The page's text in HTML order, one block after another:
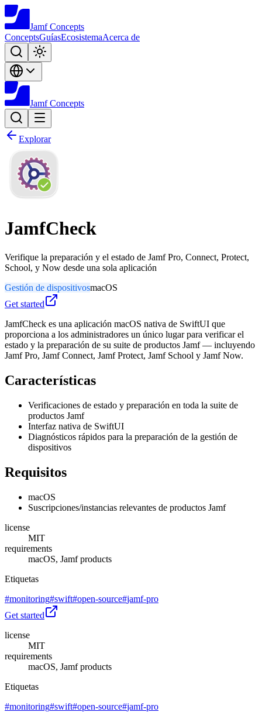
Jamf Concepts
ConceptsGuíasEcosistemaAcerca de
Jamf Concepts
Explorar
JamfCheck
Verifique la preparación y el estado de Jamf Pro, Connect, Protect,
School, y Now desde una sola aplicación
Gestión de dispositivosmacOS
Get started
JamfCheck es una aplicación macOS nativa de SwiftUI que
proporciona a los administradores un único lugar para verificar el
estado y la preparación de su suite de productos Jamf — incluyendo
Jamf Pro, Jamf Connect, Jamf Protect, Jamf School y Jamf Now.
Características
Verificaciones de estado y preparación en toda la suite de
productos Jamf
Interfaz nativa de SwiftUI
Diagnósticos rápidos para la preparación de la gestión de
dispositivos
Requisitos
macOS
Suscripciones/instancias relevantes de productos Jamf
license
MIT
requirements
macOS, Jamf products
Etiquetas
#monitoring#swift#open-source#jamf-pro
Get started
license
MIT
requirements
macOS, Jamf products
Etiquetas
#monitoring#swift#open-source#jamf-pro